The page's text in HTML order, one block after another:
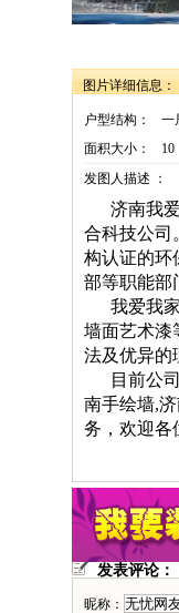
图片详细信息：
户型结构： 一
面积大小：
10
发图人描述 ：
济南我
合科技公司
构认证的环
部等职能部
我爱我家
墙面艺术漆
法及优异的
目前公司
南手绘墙,
务，欢迎各
发表评论：
昵称：